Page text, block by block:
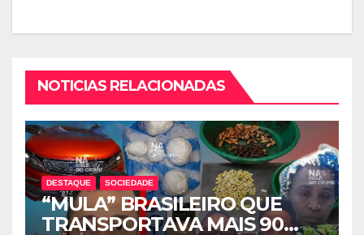
NOTICIAS RELACIONADAS
DESTAQUE SOCIEDADE
“MULA” BRASILEIRO QUE
TRANSPORTAVA MAIS 90